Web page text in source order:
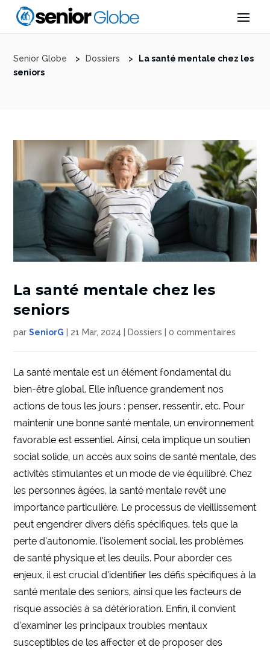
Senior Globe > Dossiers >
La santé mentale chez les
seniors
La santé mentale chez les
seniors
parSeniorG | 21 Mar, 2024 |Dossiers |0 commentaires
La santé mentale est un élément fondamental du
bien-être global. Elle influence grandement nos
actions de tous les jours : penser, ressentir, etc. Pour
maintenir une bonne santé mentale, un environnement
favorable est essentiel. Ainsi, cela implique un soutien
social solide, un accès aux soins de santé mentale, des
activités stimulantes et un mode de vie équilibré. Chez
les personnes âgées, la santé mentale revêt une
importance particulière. Le processus de vieillissement
peut engendrer divers défis spécifiques, tels que la
perte d’autonomie, l’isolement social, les problèmes
de santé physique et les deuils. Pour aborder ces
enjeux, il est crucial d’identifier les défis spécifiques à la
santé mentale des seniors, ainsi que les facteurs de
risque associés à sa détérioration. Enfin, il convient
d’examiner les principaux troubles mentaux
susceptibles de les affecter et de proposer des